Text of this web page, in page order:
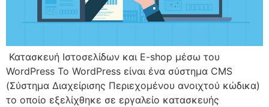
Κατασκευή Ιστοσελίδων και E-shop μέσω του
WordPress Το WordPress είναι ένα σύστημα CMS
(Σύστημα Διαχείρισης Περιεχομένου ανοιχτού κώδικα)
το οποίο εξελίχθηκε σε εργαλείο κατασκευής